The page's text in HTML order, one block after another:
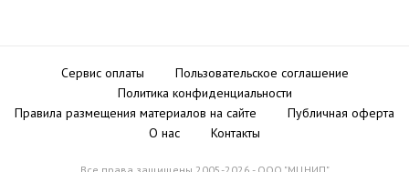
Сервис оплаты
Пользовательское соглашение
Политика конфиденциальности
Правила размещения материалов на сайте
Публичная оферта
О нас
Контакты